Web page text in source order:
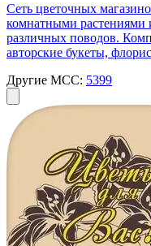
Сеть цветочных
комнатными
различных поводов.
авторские букеты,
Другие MCC: 5399